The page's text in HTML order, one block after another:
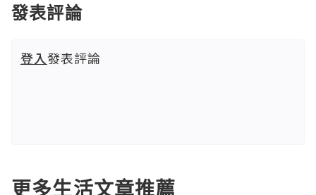
發表評論
登入發表評論
更多生活文章推薦